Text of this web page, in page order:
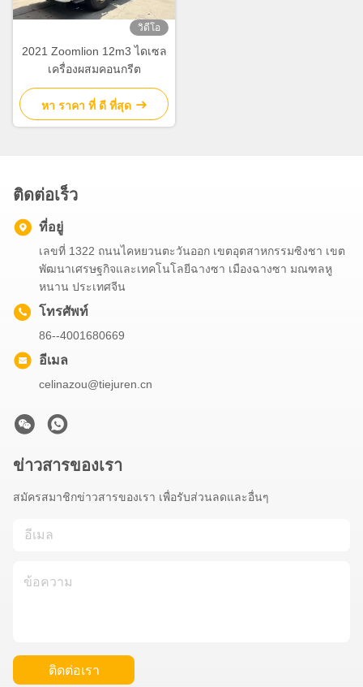
วิดีโอ
2021 Zoomlion 12m3 ไดเซล
เครื่องผสมคอนกรีต
หา ราคา ที่ ดี ที่สุด
ติดต่อเร็ว
ที่อยู่
เลขที่ 1322 ถนนไคหยวนตะวันออก เขตอุตสาหกรรมซิงชา เขต
พัฒนาเศรษฐกิจและเทคโนโลยีฉางซา เมืองฉางซา มณฑลหู
หนาน ประเทศจีน
โทรศัพท์
86--4001680669
อีเมล
celinazou@tiejuren.cn
ข่าวสารของเรา
สมัครสมาชิกข่าวสารของเรา เพื่อรับส่วนลดและอื่นๆ
ติดต่อเรา